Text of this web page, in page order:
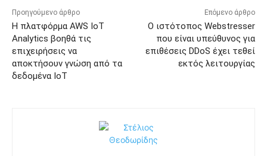
Προηγούμενο άρθρο
Η πλατφόρμα AWS IoT
Analytics βοηθά τις
επιχειρήσεις να
αποκτήσουν γνώση από τα
δεδομένα IoT
Επόμενο άρθρο
Ο ιστότοπος Webstresser
που είναι υπεύθυνος για
επιθέσεις DDoS έχει τεθεί
εκτός λειτουργίας